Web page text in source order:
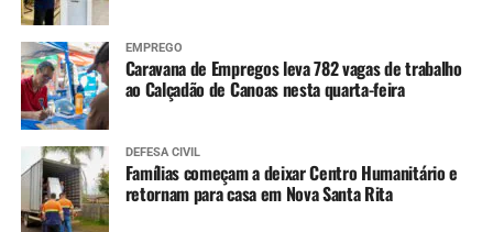
EMPREGO
Caravana de Empregos leva 782 vagas de trabalho
ao Calçadão de Canoas nesta quarta-feira
DEFESA CIVIL
Famílias começam a deixar Centro Humanitário e
retornam para casa em Nova Santa Rita